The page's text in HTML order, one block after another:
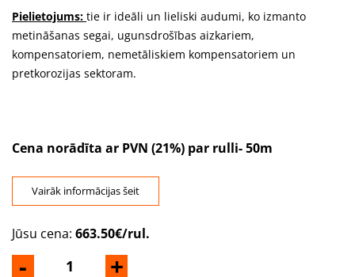
Pielietojums: tie ir ideāli un lieliski audumi, ko izmanto
metināšanas segai, ugunsdrošības aizkariem,
kompensatoriem, nemetāliskiem kompensatoriem un
pretkorozijas sektoram.
Cena norādīta ar PVN (21%) par rulli- 50m
Vairāk informācijas šeit
- +
Jūsu cena: 663.50€/rul.